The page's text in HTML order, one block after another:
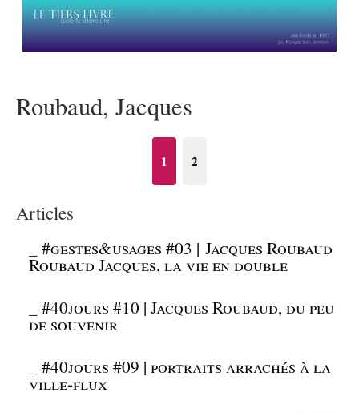
Roubaud, Jacques
1 2
Articles
_#gestes&usages #03 | Jacques Roubaud
Roubaud Jacques, la vie en double
_#40jours #10 | Jacques Roubaud, du peu
de souvenir
_#40jours #09 | portraits arrachés à la
ville-flux